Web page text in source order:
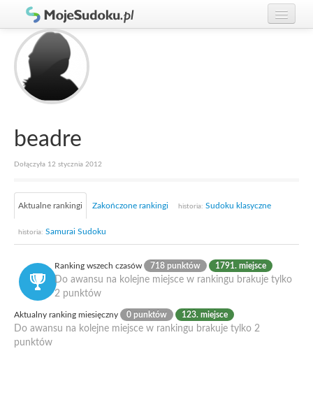
Graj w Sudoku!
Zasady Sudoku
Rankingi
beadre
Dołączyła 12 stycznia 2012
Aktualne rankingi Zakończone rankingi historia: Sudoku klasyczne
historia: Samurai Sudoku
Ranking wszech czasów 718 punktów 1791. miejsce
Do awansu na kolejne miejsce w rankingu brakuje tylko
2 punktów
Aktualny ranking miesięczny 0 punktów 123. miejsce
Do awansu na kolejne miejsce w rankingu brakuje tylko 2
punktów